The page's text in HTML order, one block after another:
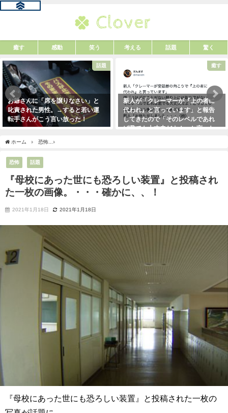
癒す 感動 笑う 考える 話題 驚く
話題
お爺さんに「席を譲りなさい」と
叱責された男性。→すると若い運
転手さんがこう言い放った！
癒す
新人が「クレーマーが『上の者に
代われ』と言っています」と報告
してきたので「そのレベルであれ
ば君でも大丈夫だよ！」と言った
ホーム 恐怖
恐怖 話題
『母校にあった世にも恐ろしい装置』と投稿され
た一枚の画像。・・・確かに、、！
2021年1月18日 2021年1月18日
『母校にあった世にも恐ろしい装置』と投稿された一枚の